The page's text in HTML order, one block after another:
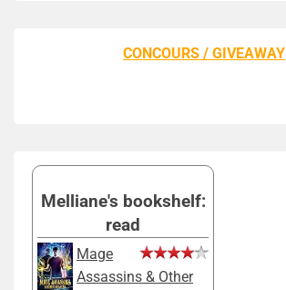
CONCOURS / GIVEAWAY
Melliane's bookshelf:
read
Mage
Assassins & Other